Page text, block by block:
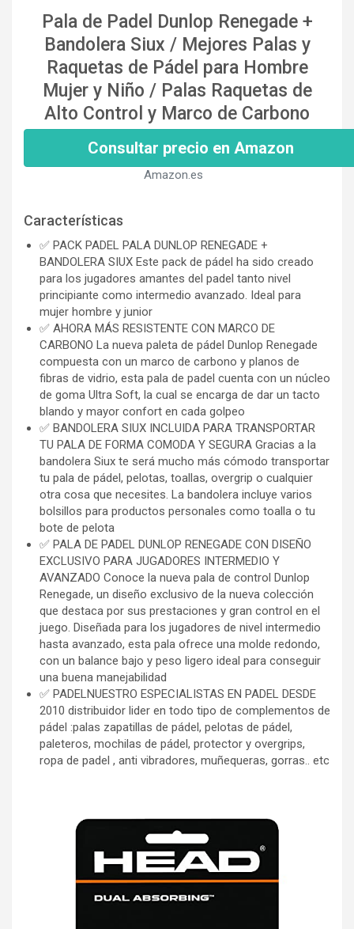
Pala de Padel Dunlop Renegade +
Bandolera Siux / Mejores Palas y
Raquetas de Pádel para Hombre
Mujer y Niño / Palas Raquetas de
Alto Control y Marco de Carbono
Consultar precio en Amazon
Amazon.es
Características
✅ PACK PADEL PALA DUNLOP RENEGADE +
BANDOLERA SIUX Este pack de pádel ha sido creado
para los jugadores amantes del padel tanto nivel
principiante como intermedio avanzado. Ideal para
mujer hombre y junior
✅ AHORA MÁS RESISTENTE CON MARCO DE
CARBONO La nueva paleta de pádel Dunlop Renegade
compuesta con un marco de carbono y planos de
fibras de vidrio, esta pala de padel cuenta con un núcleo
de goma Ultra Soft, la cual se encarga de dar un tacto
blando y mayor confort en cada golpeo
✅ BANDOLERA SIUX INCLUIDA PARA TRANSPORTAR
TU PALA DE FORMA COMODA Y SEGURA Gracias a la
bandolera Siux te será mucho más cómodo transportar
tu pala de pádel, pelotas, toallas, overgrip o cualquier
otra cosa que necesites. La bandolera incluye varios
bolsillos para productos personales como toalla o tu
bote de pelota
✅ PALA DE PADEL DUNLOP RENEGADE CON DISEÑO
EXCLUSIVO PARA JUGADORES INTERMEDIO Y
AVANZADO Conoce la nueva pala de control Dunlop
Renegade, un diseño exclusivo de la nueva colección
que destaca por sus prestaciones y gran control en el
juego. Diseñada para los jugadores de nivel intermedio
hasta avanzado, esta pala ofrece una molde redondo,
con un balance bajo y peso ligero ideal para conseguir
una buena manejabilidad
✅ PADELNUESTRO ESPECIALISTAS EN PADEL DESDE
2010 distribuidor lider en todo tipo de complementos de
pádel :palas zapatillas de pádel, pelotas de pádel,
paleteros, mochilas de pádel, protector y overgrips,
ropa de padel , anti vibradores, muñequeras, gorras.. etc